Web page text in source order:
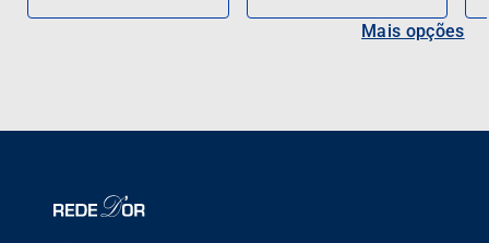
Mais opções